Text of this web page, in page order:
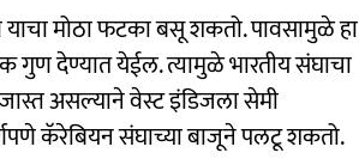
मोठा फटका बसू शकतो. पावसामुळे हा
गुण देण्यात येईल. त्यामुळे भारतीय संघाचा
जास्त असल्याने वेस्ट इंडिजला सेमी
कॅरेबियन संघाच्या बाजूने पलटू शकतो.